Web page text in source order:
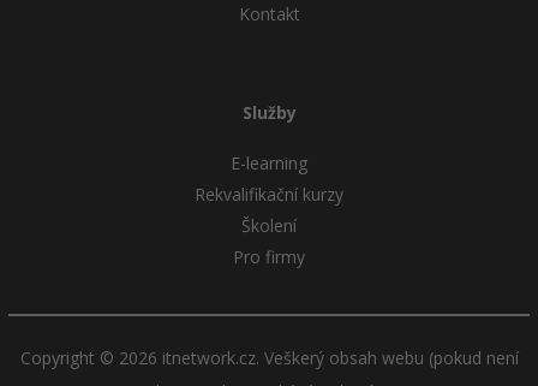
Kontakt
Služby
E-learning
Rekvalifikační kurzy
Školení
Pro firmy
Copyright © 2026 itnetwork.cz. Veškerý obsah webu (pokud není